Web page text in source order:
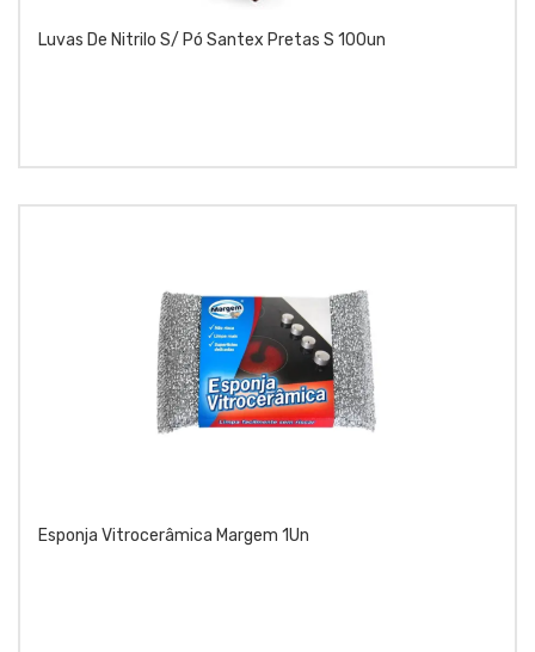
Luvas De Nitrilo S/ Pó Santex Pretas S 100un
Esponja Vitrocerâmica Margem 1Un